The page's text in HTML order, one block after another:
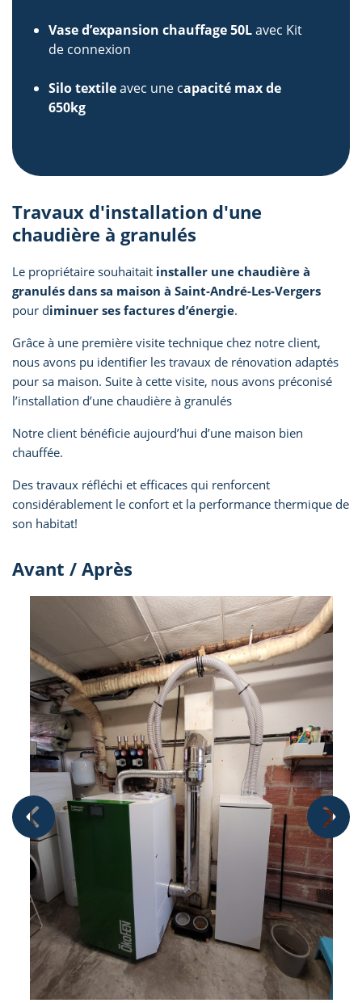
Vase d’expansion chauffage 50Lavec Kit
de connexion
Silo textileavec une capacité max de
650kg
Travaux d'installation d'une
chaudière à granulés
Le propriétaire souhaitait installer une chaudière à
granulés dans sa maison à Saint-André-Les-Vergers
pour diminuer ses factures d’énergie.
Grâce à une première visite technique chez notre client,
nous avons pu identifier les travaux de rénovation adaptés
pour sa maison. Suite à cette visite, nous avons préconisé
l’installation d’une chaudière à granulés
Notre client bénéficie aujourd’hui d’une maison bien
chauffée.
Des travaux réfléchi et efficaces qui renforcent
considérablement le confort et la performance thermique de
son habitat!
Avant / Après